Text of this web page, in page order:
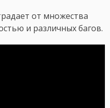
от множества
и различных багов.